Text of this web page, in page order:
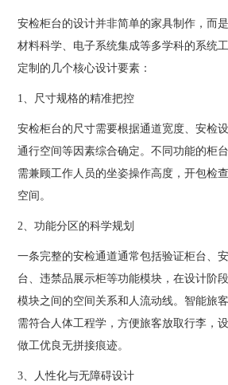
安检柜台的设计并非简单的家具制作，而
材料科学、电子系统集成等多学科的系统
定制的几个核心设计要素：
1、尺寸规格的精准把控
安检柜台的尺寸需要根据通道宽度、安检
通行空间等因素综合确定。不同功能的柜
需兼顾工作人员的坐姿操作高度，开包检
空间。
2、功能分区的科学规划
一条完整的安检通道通常包括验证柜台、
台、违禁品展示柜等功能模块，在设计阶
模块之间的空间关系和人流动线。智能旅
需符合人体工程学，方便旅客放取行李，
做工优良无拼接痕迹。
3、人性化与无障碍设计